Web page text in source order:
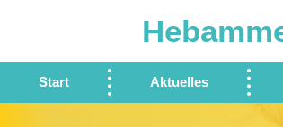
Start Aktuelles